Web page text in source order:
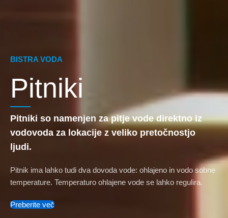
BISTRA VODA
Pitniki
Pitniki so namenjen za pitje vode direktno iz
vodovoda za lokacije z veliko pretočnostjo
ljudi.
Pitnik ima lahko tudi dva dovoda vode: ohlajeno in vodo sobne
temperature. Temperaturo ohlajene vode se lahko regulira.
Preberite več